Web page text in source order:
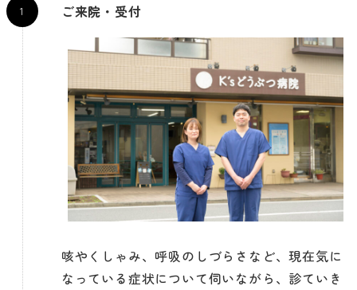
ご来院・受付
咳やくしゃみ、呼吸のしづらさなど、現在気に
なっている症状について伺いながら、診ていき